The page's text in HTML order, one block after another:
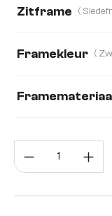
Zitframe
Framekleur